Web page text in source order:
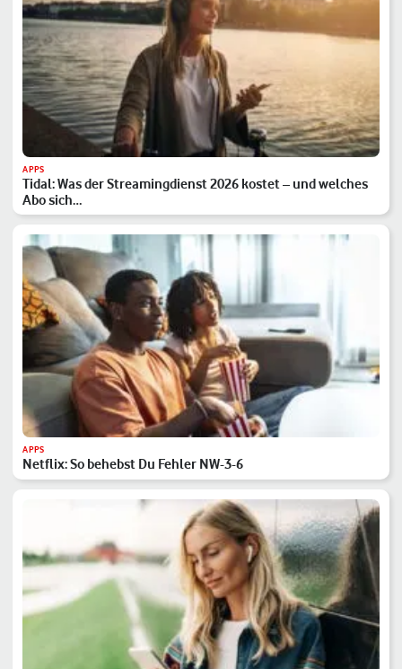
APPS
Tidal: Was der Streamingdienst 2026 kostet – und welches
Abo sich…
APPS
Netflix: So behebst Du Fehler NW-3-6